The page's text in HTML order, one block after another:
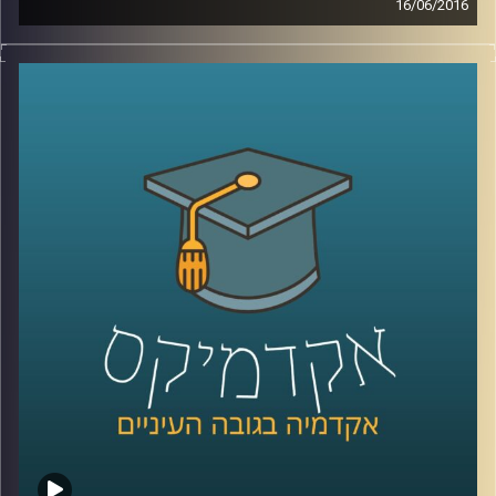
16/06/2016
טור מאת איתי אפשטיין
שנחתם בין מארק סייקס הבריטי לשארל
פרנסואה ז'ורז'-פיקו הצרפתי. הסכם זה למעשה
עיצב את אופיו ובמידה מסוימת את גורלו של
המזרח התיכון, הלא הוא הסכם סייקס-פיקו.
הסכם, המייצג את הקולוניאליזם המערבי
במלוא הדרו, שניסה לאחד שיעים, סונים,
כורדים, יזידים, עלאווים, נוצרים, יהודים ועוד
לכדי לאומים משותפים. ואמנם, במידה
מסוימת, למעט מספר עימותים נקודתיים,
הצליחו במשך הרבה שנים אותן מדינות לאום